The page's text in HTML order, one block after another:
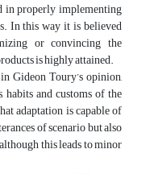
in properly implementing
In this way it is believed
or convincing the
is highly attained.
Gideon Toury’s opinion,
habits and customs of the
adaptation is capable of
of scenario but also
this leads to minor